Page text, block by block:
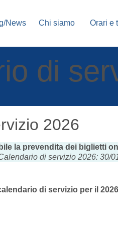
News Chi siamo Orari e
di
2026
la prevendita dei biglietti
di servizio 2026: 30/
di servizio per il 2026